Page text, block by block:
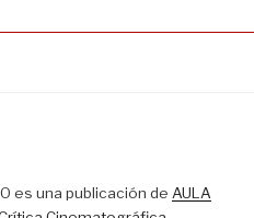
es una publicación de AULA